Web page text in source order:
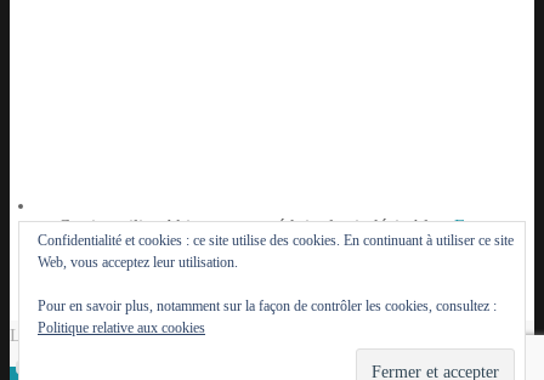
Ce site utilise Akismet pour réduire les indésirables.En
savoir plus sur la façon dont les données de vos
Le Lutèce du Parisien - 2014 - 2026
Confidentialité et cookies : ce site utilise des cookies. En continuant à utiliser ce site
Web, vous acceptez leur utilisation.
Pour en savoir plus, notamment sur la façon de contrôler les cookies, consultez :
Politique relative aux cookies